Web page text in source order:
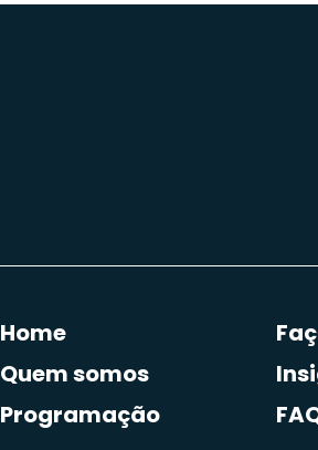
Home
Quem somos
Programação